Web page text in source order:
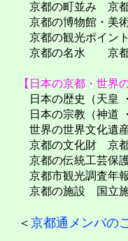
京都の町並み 京都
京都の博物館・美術
京都の観光ポイント
京都の名水 京都
【日本の京都・世界
日本の歴史（天皇 ・
日本の宗教（神道 ・
世界の世界文化遺
京都の文化財 京都
京都の伝統工芸保
京都市観光調査年報
京都の施設 国立
＜ 京都通メンバの